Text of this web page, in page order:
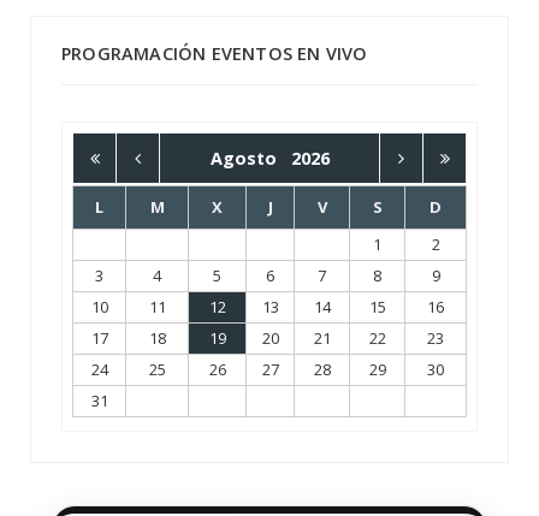
PROGRAMACIÓN EVENTOS EN VIVO
Agosto 2026
L M X J V S
D
1
2
3
4 5 6 7 8
9
10
11 12 13 14 15
16
17
18 19 20 21 22
23
24
25 26 27 28 29
30
31